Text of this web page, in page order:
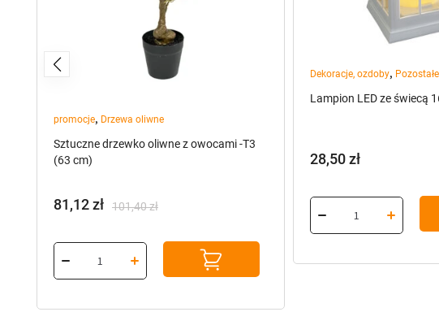
promocje, Drzewa oliwne
Sztuczne drzewko oliwne z owocami -T3
(63 cm)
101,40zł
cena
wynosiła:
101,40 zł.
81,12zł
cena
wynosi:
81,12 zł.
Dekoracje, ozdoby, Pozostałe
Lampion LED ze świecą
28,50zł